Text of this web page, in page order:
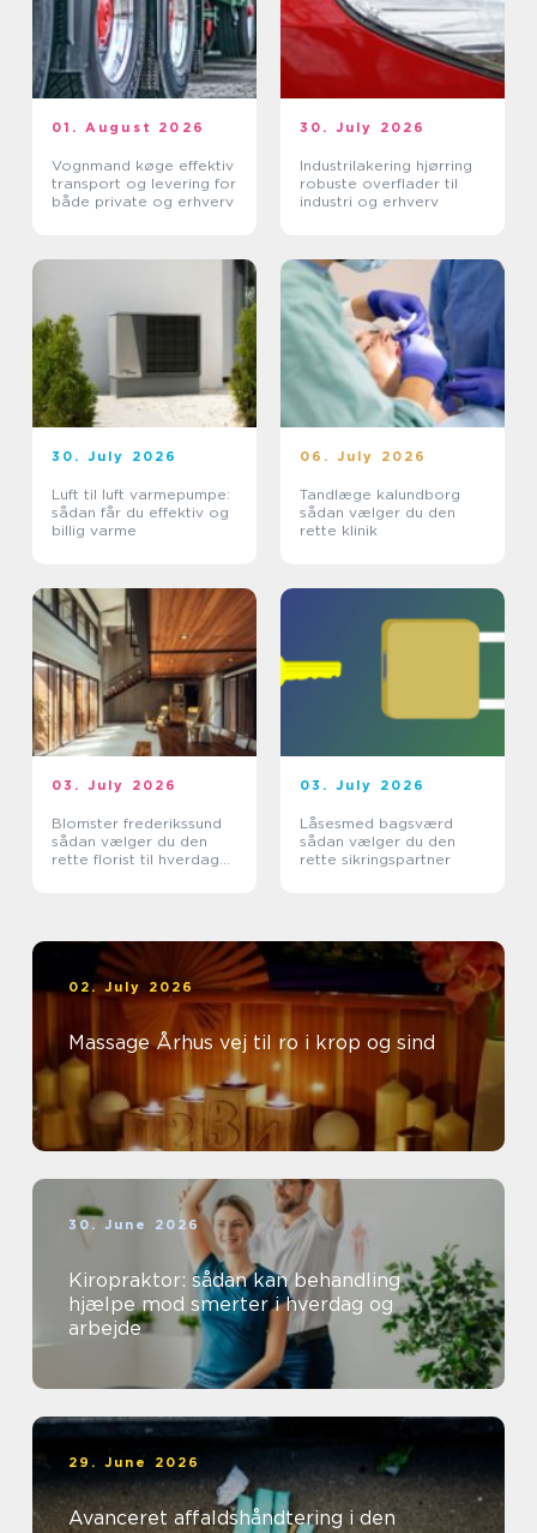
01. August 2026
Vognmand køge effektiv
transport og levering for
både private og erhverv
30. July 2026
Industrilakering hjørring
robuste overflader til
industri og erhverv
30. July 2026
Luft til luft varmepumpe:
sådan får du effektiv og
billig varme
06. July 2026
Tandlæge kalundborg
sådan vælger du den
rette klinik
03. July 2026
Blomster frederikssund
sådan vælger du den
rette florist til hverdag
03. July 2026
Låsesmed bagsværd
sådan vælger du den
rette sikringspartner
02. July 2026
Massage Århus vej til ro i krop og sind
30. June 2026
Kiropraktor: sådan kan behandling
hjælpe mod smerter i hverdag og
arbejde
29. June 2026
Avanceret affaldshåndtering i den